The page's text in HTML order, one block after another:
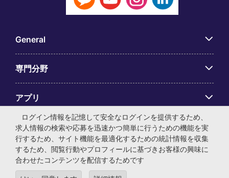
General
専門分野
アプリ
Employer Centre
ログイン情報を記憶して安全なログインを提供するため、
求人情報の検索や応募を迅速かつ簡単に行うための機能を実
行するため、サイト機能を最適化するための統計情報を収集
するため、閲覧行動やプロフィールに基づきお客様の興味に
合わせたコンテンツを配信するためです